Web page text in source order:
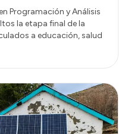
Programación y Análisis
la etapa final de la
a educación, salud